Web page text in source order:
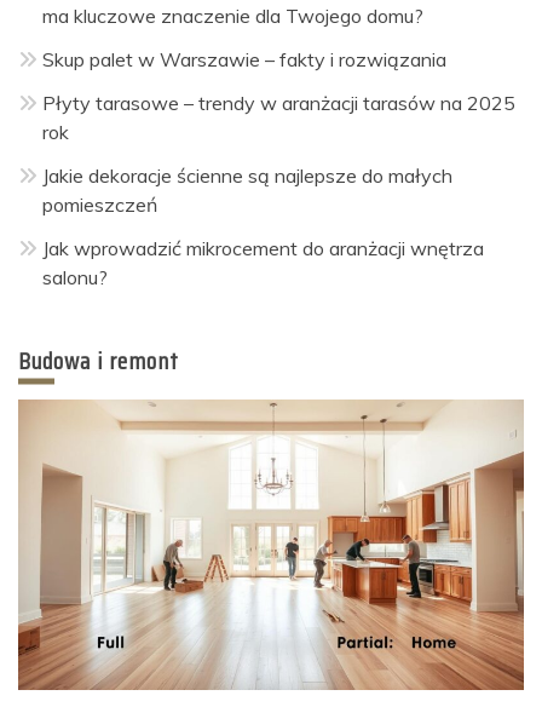
ma kluczowe znaczenie dla Twojego domu?
Skup palet w Warszawie – fakty i rozwiązania
Płyty tarasowe – trendy w aranżacji tarasów na 2025
rok
Jakie dekoracje ścienne są najlepsze do małych
pomieszczeń
Jak wprowadzić mikrocement do aranżacji wnętrza
salonu?
Budowa i remont